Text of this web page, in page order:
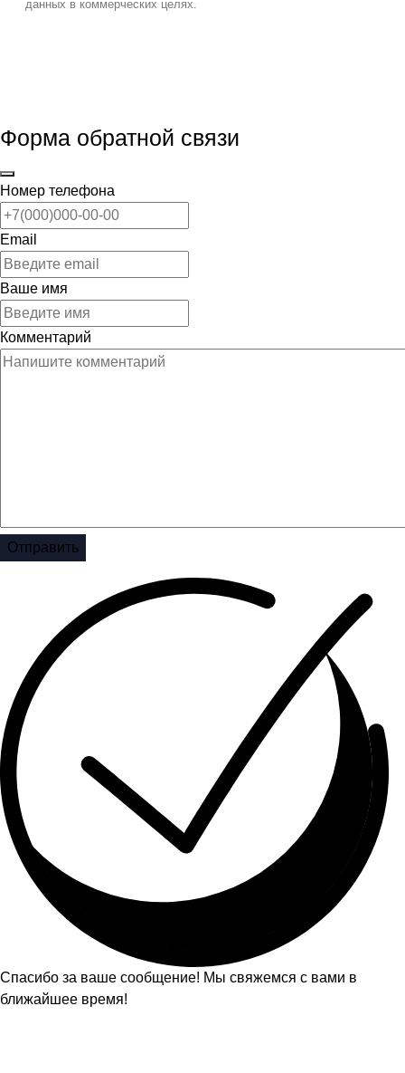
данных в коммерческих целях.
Форма обратной связи
Номер телефона
Email
Ваше имя
Комментарий
Отправить
Спасибо за ваше сообщение! Мы свяжемся с вами в
ближайшее время!